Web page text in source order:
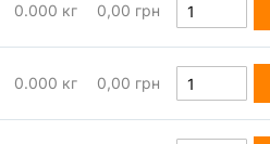
0.000 кг 0,00 грн
0.000 кг 0,00 грн